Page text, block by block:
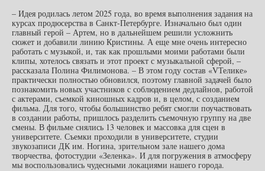
– Идея родилась летом 2025 года, во время выполнения задания на
курсах продюсерства в Санкт-Петербурге. Изначально был один
главный герой – Артем, но в дальнейшем решили усложнить
сюжет и добавили линию Кристины. А еще мне очень интересно
работать с музыкой, и, так как прошлыми моими работами были
клипы, хотелось связать и этот проект с музыкальной сферой, –
рассказала Полина Филимонова. – В этом году состав «VТелике»
практически полностью обновился, поэтому главной задачей было
познакомить новых участников с соблюдением дедлайнов, работой
с актерами, съемкой киношных кадров и, в целом, с созданием
фильма. Для того, чтобы большинство ребят смогли поучаствовать
в создании работы, пришлось разделить съемочную группу на две
смены. В фильме снялись 13 человек и массовка для сцен в
университете. Съемки проходили в университете, студии
звукозаписи ДК им. Ногина, зрительном зале нашего дома
творчества, фотостудии «Зеленка». И для погружения в атмосферу
мы воспользовались чудесными локациями нашего города.